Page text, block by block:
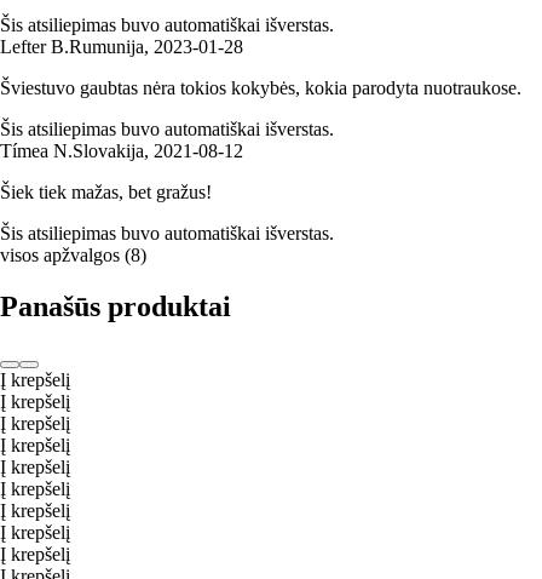
Šis atsiliepimas buvo automatiškai išverstas.
Lefter B.Rumunija, 2023‑01‑28
Šviestuvo gaubtas nėra tokios kokybės, kokia parodyta nuotraukose.
Šis atsiliepimas buvo automatiškai išverstas.
Tímea N.Slovakija, 2021‑08‑12
Šiek tiek mažas, bet gražus!
Šis atsiliepimas buvo automatiškai išverstas.
visos apžvalgos (8)
Panašūs produktai
Į krepšelį
Į krepšelį
Į krepšelį
Į krepšelį
Į krepšelį
Į krepšelį
Į krepšelį
Į krepšelį
Į krepšelį